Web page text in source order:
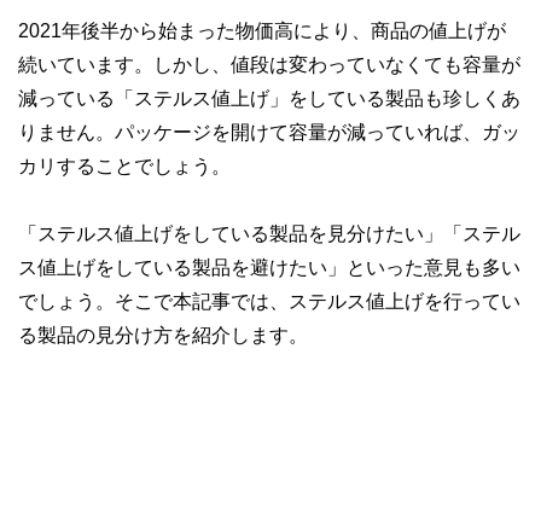
2021年後半から始まった物価高により、商品の値上げが
続いています。しかし、値段は変わっていなくても容量が
減っている「ステルス値上げ」をしている製品も珍しくあ
りません。パッケージを開けて容量が減っていれば、ガッ
カリすることでしょう。
「ステルス値上げをしている製品を見分けたい」「ステル
ス値上げをしている製品を避けたい」といった意見も多い
でしょう。そこで本記事では、ステルス値上げを行ってい
る製品の見分け方を紹介します。